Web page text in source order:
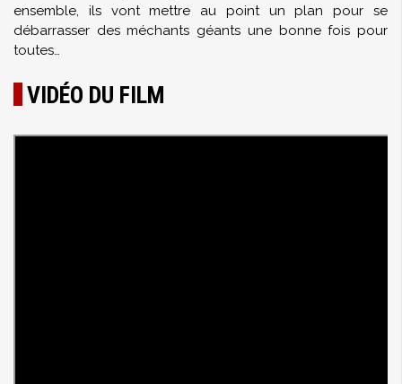
ensemble, ils vont mettre au point un plan pour se
débarrasser des méchants géants une bonne fois pour
toutes…
VIDÉO DU FILM